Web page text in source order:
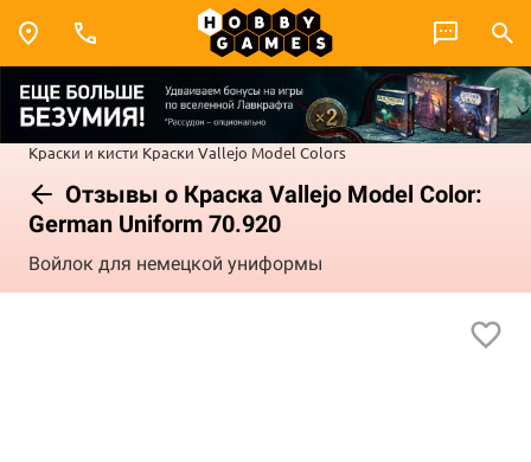
Краски и кисти Краски Vallejo Model Colors
Отзывы о Краска Vallejo Model Color:
German Uniform 70.920
Войлок для немецкой униформы